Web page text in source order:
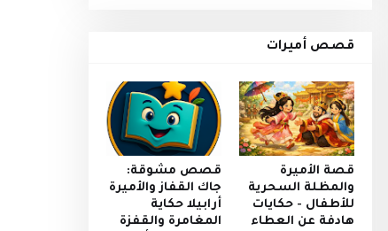
قصص أميرات
قصة الأميرة
والمظلة السحرية
للأطفال - حكايات
هادفة عن العطاء
قصص مشوقة:
جاك القفاز والأميرة
أرابيلا حكاية
المغامرة والقفزة